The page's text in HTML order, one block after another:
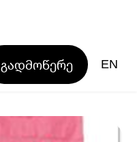
გადმოწერე EN